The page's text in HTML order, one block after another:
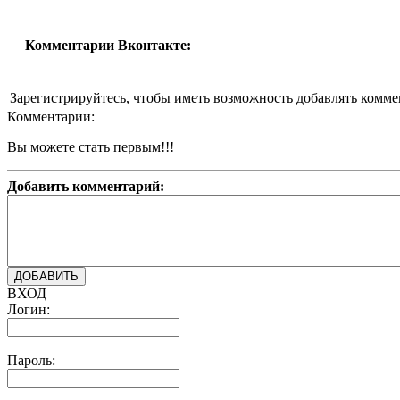
Комментарии Вконтакте:
Зарегистрируйтесь, чтобы иметь возможность добавлять
Комментарии:
Вы можете стать первым!!!
Добавить комментарий:
ВХОД
Логин:
Пароль: